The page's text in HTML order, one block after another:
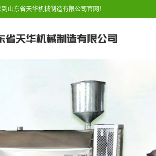
山东省天华机械制造有限公司官网！